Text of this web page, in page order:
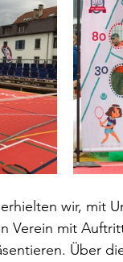
wir, mit
Verein mit
Über